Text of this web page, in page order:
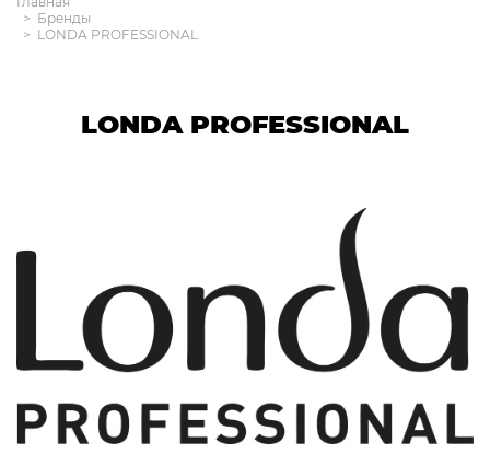
Бренды
LONDA PROFESSIONAL
LONDA PROFESSIONAL